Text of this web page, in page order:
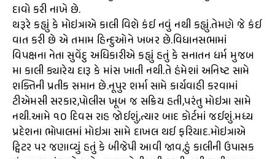
દાવો કરી નાખે છે.
થરૂરે કહ્યું કે મોઇત્રાએ કાલી વિશે કંઈ નવું નથી કહ્યું.તેમણે જે કંઈ
વાત કરી છે એ તમામ હિન્દુઓને ખબર છે.વિધાનસભામાં
વિપક્ષના નેતા સુવેંદુ અધિકારીએ કહ્યું હતું કે સનાતન ધર્મ મુજબ
મા કાલી ક્યારેય દારૂ કે માંસ ખાતી નથી.તે હંમેશાં અનિષ્ટ સામે
શક્તિની પ્રતીક સમાન છે.નૂપુર શર્મા સામે કાર્યવાહી કરવામાં
ટીએમસી સરકાર,પોલીસ ખૂબ જ સક્રિય હતી,પરંતુ મોઇત્રા સામે
નથી.આમે ૧૦ દિવસ રાહ જોઈશું,ત્યાર બાદ કોર્ટમાં જઈશું.મધ્ય
પ્રદેશના ભોપાલમાં મોઇત્રા સામે દાખલ થઈ ફરિયાદ.મોઇત્રાએ
ટ્વિટર પર જણાવ્યું હતું કે બીજેપી આવી જાવ,હું કાલીની ઉપાસક